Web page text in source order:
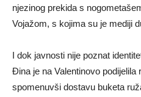
njezinog prekida s
Vojažom, s kojima su je mediji
I dok javnosti nije poznat
Đina je na Valentinovo podijelila
spomenuvši dostavu buketa